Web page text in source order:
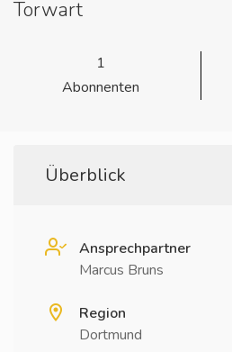
Torwart
1
Abonnenten
Überblick
Ansprechpartner
Marcus Bruns
Region
Dortmund